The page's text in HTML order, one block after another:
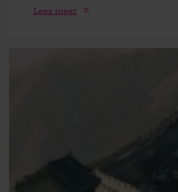
Lees meer